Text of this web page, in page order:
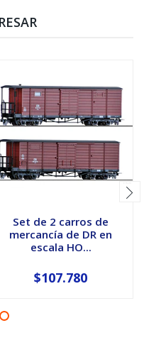
Set de 2 carros de
mercancía de DR en
escala HO...
$107.780